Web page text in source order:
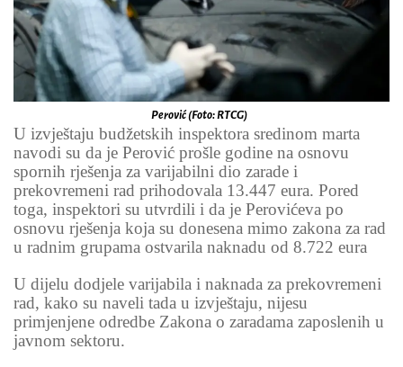
Perović (Foto: RTCG)
U izvještaju budžetskih inspektora sredinom marta
navodi su da je Perović prošle godine na osnovu
spornih rješenja za varijabilni dio zarade i
prekovremeni rad prihodovala 13.447 eura. Pored
toga, inspektori su utvrdili i da je Perovićeva po
osnovu rješenja koja su donesena mimo zakona za rad
u radnim grupama ostvarila naknadu od 8.722 eura
U dijelu dodjele varijabila i naknada za prekovremeni
rad, kako su naveli tada u izvještaju, nijesu
primjenjene odredbe Zakona o zaradama zaposlenih u
javnom sektoru.